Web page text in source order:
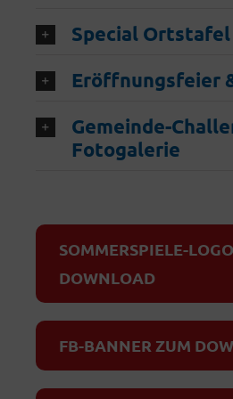
Special Ortstafel
Eröffnungsfeier
Gemeinde-
Fotogalerie
SOMMERSPIELE-
DOWNLOAD
FB-BANNER ZUM